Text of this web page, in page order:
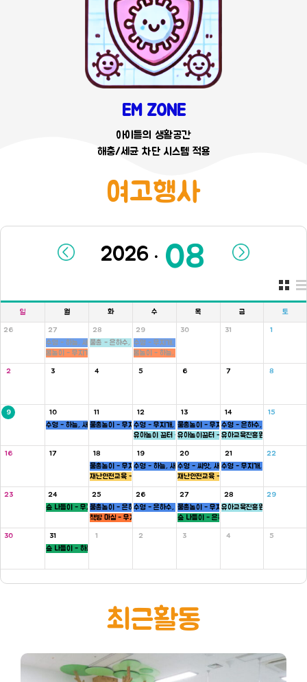
EM ZONE
아이들의 생활공간
해충/세균 차단 시스템 적용
여고행사
.
일 월 화 수 목 금 토
26
27
수영 - 하늘, 새싹반
몸놀이 - 무지개, 씨앗반
28
물총 - 은하수, 새싹, 병아리반
29
수영 - 무지개, 씨앗반
몸놀이 - 하늘, 새싹반
30 31 1
2 3 4 5 6 7 8
9
10
수영 - 하늘, 새싹반
11
물총놀이 - 무지개, 새싹, 병아리반
12
수영 - 무지개, 씨앗반
유아놀이 꿈터 - 은하수, 하늘반
13
물총놀이 - 무지개, 씨앗, 하늘반
유아놀이꿈터 - 무지개반
14
수영 - 은하수, 병아리반
유아교육진흥원 - 씨앗반
15
16 17
18
물총놀이 - 무지개, 새싹, 병아리반
재난안전교육 - 5세
19
수영 - 하늘, 새싹반
20
수영 - 씨앗, 새싹반
재난안전교육 - 5세
21
수영 - 무지개, 씨앗반
22
23
24
숲 나들이 - 무지개, 씨앗반
25
물총놀이 - 은하수, 새싹, 병아리반
책방 마실 - 무지개 ,하늘반
26
수영 - 은하수, 병아리반
27
물총놀이 - 무지개, 씨앗, 하늘반
숲 나들이 - 은하수, 병아리반
28
유아교육진흥원 - 새싹반
29
30
31
숲 나들이 - 하늘, 새싹반
1 2 3 4 5
최근활동